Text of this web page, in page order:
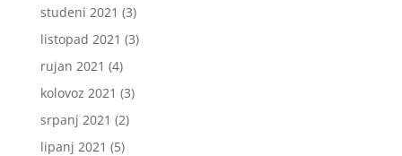
studeni 2021 (3)
listopad 2021 (3)
rujan 2021 (4)
kolovoz 2021 (3)
srpanj 2021 (2)
lipanj 2021 (5)